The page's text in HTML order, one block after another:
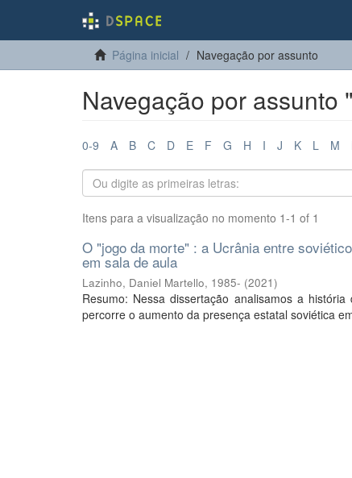
Página inicial Navegação por assunto
Navegação por assunto
0-9 A B C D E F G H I J K L M
Itens para a visualização no momento 1-1 of 1
O "jogo da morte" : a Ucrânia entre
em sala de aula
Lazinho, Daniel Martello, 1985- (2021)
Resumo: Nessa dissertação analisamos a
percorre o aumento da presença estatal soviética